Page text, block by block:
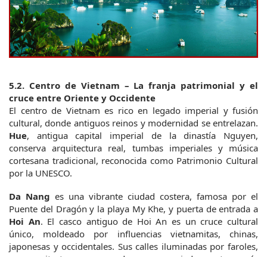
5.2. Centro de Vietnam – La franja patrimonial y el
cruce entre Oriente y Occidente
El centro de Vietnam es rico en legado imperial y fusión
Hue, antigua capital imperial de la dinastía Nguyen,
conserva arquitectura real, tumbas imperiales y música
cortesana tradicional, reconocida como Patrimonio Cultural
por la UNESCO.
Da Nang es una vibrante ciudad costera, famosa por el
Hoi An. El casco antiguo de Hoi An es un cruce cultural
único, moldeado por influencias vietnamitas, chinas,
japonesas y occidentales. Sus calles iluminadas por faroles,